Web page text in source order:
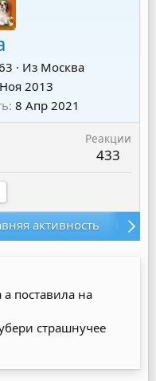
· Из Москва
2013
8 Апр 2021
Реакции
433
активность
поставила на
страшнучее